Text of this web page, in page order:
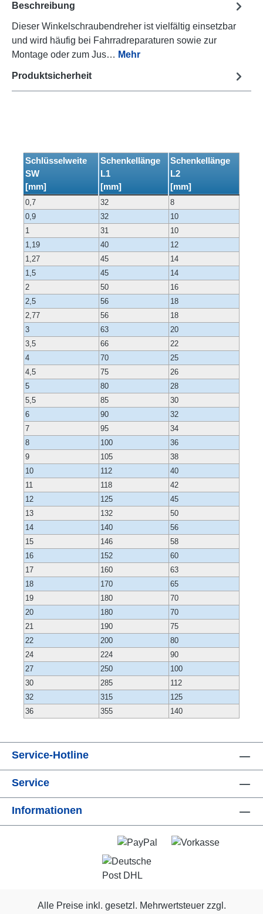
Beschreibung
Dieser Winkelschraubendreher ist vielfältig einsetzbar
und wird häufig bei Fahrradreparaturen sowie zur
Montage oder zum Jus… Mehr
Produktsicherheit
Schlüsselweite
SW
[mm]
Schenkellänge
L1
[mm]
Schenkellänge
L2
[mm]
0,7 32
8
0,9
32
10
1
31
10
1,19
40
12
1,27
45
14
1,5
45
14
2
50
16
2,5
56
18
2,77
56
18
3
63
20
3,5
66
22
4
70
25
4,5
75
26
5
80
28
5,5
85
30
6
90
32
7
95
34
8
100
36
9
105
38
10
112
40
11
118
42
12
125
45
13
132
50
14
140
56
15
146
58
16
152
60
17
160
63
18
170
65
19
180
70
20
180
70
21
190
75
22
200
80
24
224
90
27
250
100
30
285
112
32
315
125
36
355 140
Service-Hotline
Service
Informationen
Alle Preise inkl. gesetzl. Mehrwertsteuer zzgl.